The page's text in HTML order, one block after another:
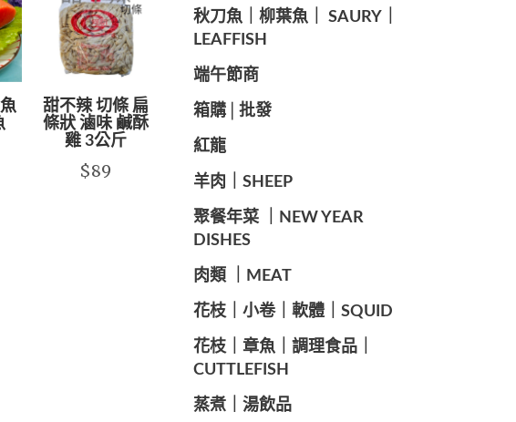
甜不辣 切條 扁
條狀 滷味 鹹酥
雞 3公斤
$89
️秋刀魚｜柳葉魚｜ SAURY｜
LEAFFISH
️端午節商️
️箱購│批發
紅龍
羊肉｜SHEEP
️聚餐年菜 ｜NEW YEAR
DISHES
肉類 ｜MEAT
️花枝｜小卷｜軟體｜SQUID
花枝｜章魚｜調理食品｜
CUTTLEFISH
️蒸煮｜湯飲品